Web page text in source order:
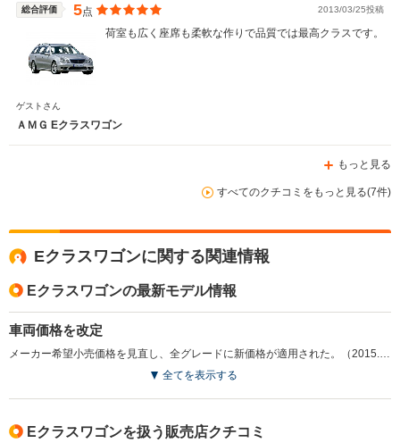
総合評価 5点 2013/03/25投稿
荷室も広く座席も柔軟な作りで品質では最高クラスです。
ゲストさん
ＡＭＧ Eクラスワゴン
もっと見る
すべてのクチコミをもっと見る(7件)
Eクラスワゴンに関する関連情報
Eクラスワゴンの最新モデル情報
車両価格を改定
メーカー希望小売価格を見直し、全グレードに新価格が適用された。（2015.4）
全てを表示する
Eクラスワゴンを扱う販売店クチコミ